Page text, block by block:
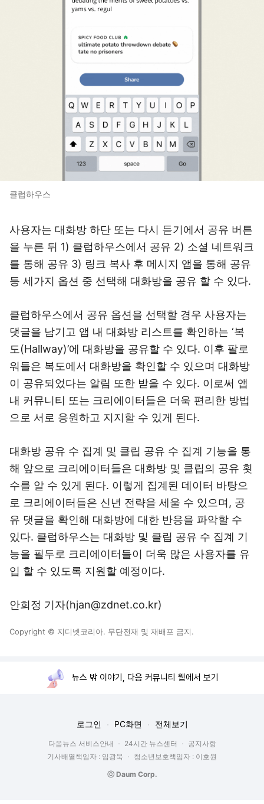
클럽하우스
사용자는 대화방 하단 또는 다시 듣기에서 공유 버튼
을 누른 뒤 1) 클럽하우스에서 공유 2) 소셜 네트워크
를 통해 공유 3) 링크 복사 후 메시지 앱을 통해 공유
등 세가지 옵션 중 선택해 대화방을 공유 할 수 있다.
클럽하우스에서 공유 옵션을 선택할 경우 사용자는
댓글을 남기고 앱 내 대화방 리스트를 확인하는 ‘복
도(Hallway)’에 대화방을 공유할 수 있다. 이후 팔로
워들은 복도에서 대화방을 확인할 수 있으며 대화방
이 공유되었다는 알림 또한 받을 수 있다. 이로써 앱
내 커뮤니티 또는 크리에이터들은 더욱 편리한 방법
으로 서로 응원하고 지지할 수 있게 된다.
대화방 공유 수 집계 및 클립 공유 수 집계 기능을 통
해 앞으로 크리에이터들은 대화방 및 클립의 공유 횟
수를 알 수 있게 된다. 이렇게 집계된 데이터 바탕으
로 크리에이터들은 신년 전략을 세울 수 있으며, 공
유 댓글을 확인해 대화방에 대한 반응을 파악할 수
있다. 클럽하우스는 대화방 및 클립 공유 수 집계 기
능을 필두로 크리에이터들이 더욱 많은 사용자를 유
입 할 수 있도록 지원할 예정이다.
안희정 기자(hjan@zdnet.co.kr)
Copyright © 지디넷코리아. 무단전재 및 재배포 금지.
뉴스 밖 이야기, 다음 커뮤니티 웹에서 보기
로그인 PC화면 전체보기
다음뉴스 서비스안내 24시간 뉴스센터
공지사항
기사배열책임자 : 임광욱
청소년보호책임자 : 이호원
ⓒ Daum Corp.